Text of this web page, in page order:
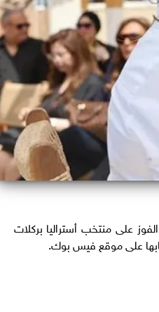
من بطولة كأس العالم، بعد الفوز على منتخب أستراليا بركلات
على موقع فيس بوك.